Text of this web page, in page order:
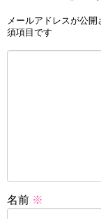
メールアドレスが公開
須項目です
名前 ※